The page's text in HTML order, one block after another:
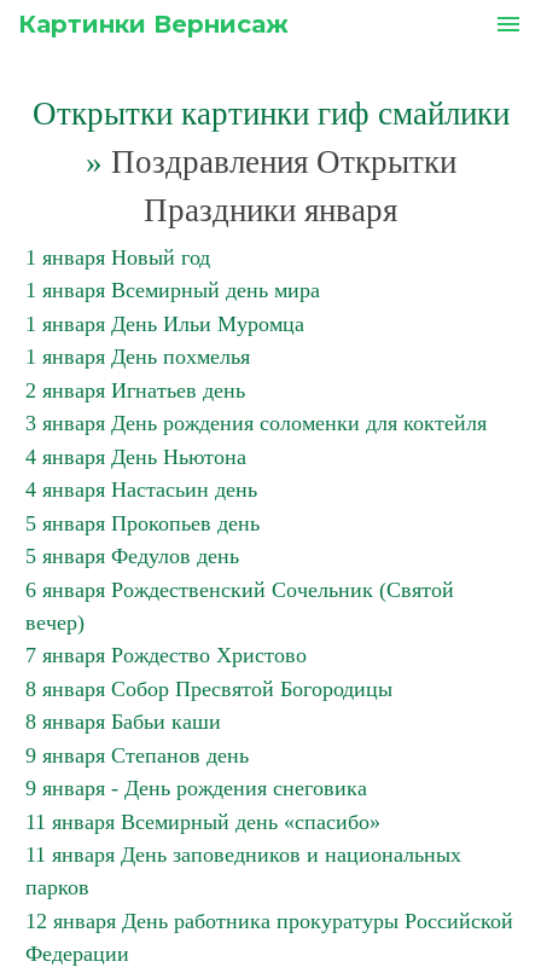
Картинки Вернисаж menu
Открытки картинки гиф смайлики
» Поздравления Открытки
Праздники января
1 января Новый год
1 января Всемирный день мира
1 января День Ильи Муромца
1 января День похмелья
2 января Игнатьев день
3 января День рождения соломенки для коктейля
4 января День Ньютона
4 января Настасьин день
5 января Прокопьев день
5 января Федулов день
6 января Рождественский Сочельник (Святой
вечер)
7 января Рождество Христово
8 января Собор Пресвятой Богородицы
8 января Бабьи каши
9 января Степанов день
9 января - День рождения снеговика
11 января Всемирный день «спасибо»
11 января День заповедников и национальных
парков
12 января День работника прокуратуры Российской
Федерации